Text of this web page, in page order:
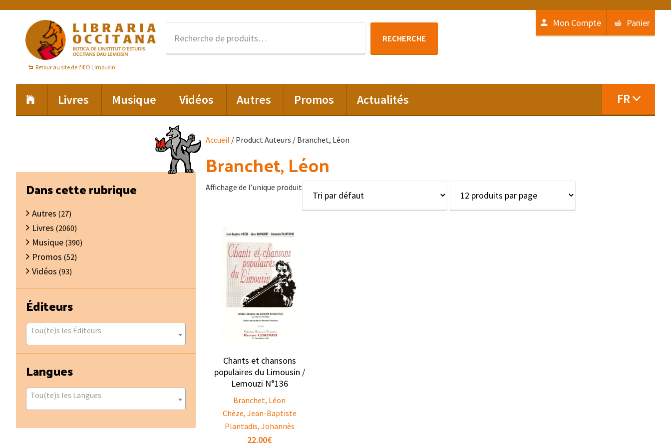
navigation
principale
contenu
principal
Retour au site de l'IEO Limousin
RECHERCHE
Mon Compte Panier
Livres Musique Vidéos Autres Promos Actualités FR
Accueil / Product Auteurs / Branchet, Léon
Branchet, Léon
Affichage de l’unique produit
Chants et chansons
populaires du Limousin /
Lemouzi N°136
Branchet, Léon
Chèze, Jean-Baptiste
Plantadis, Johannès
22.00€
Barre
latérale
principale
Dans cette rubrique
Autres (27)
Livres (2060)
Musique (390)
Promos (52)
Vidéos (93)
Éditeurs
Tou(te)s les Éditeurs
Langues
Tou(te)s les Langues